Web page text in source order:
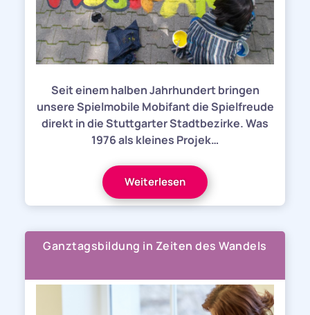
Seit einem halben Jahrhundert bringen
unsere Spielmobile Mobifant die Spielfreude
direkt in die Stuttgarter Stadtbezirke. Was
1976 als kleines Projek…
Weiterlesen
Ganztagsbildung in Zeiten des Wandels